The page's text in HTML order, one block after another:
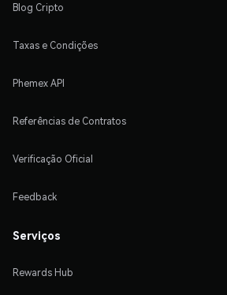
Blog Cripto
Taxas e Condições
Phemex API
Referências de Contratos
Verificação Oficial
Feedback
Serviços
Rewards Hub